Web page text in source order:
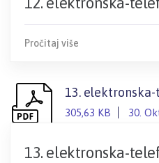
Pročitaj više
13.
305,63 KB 30.
13. elektronska-